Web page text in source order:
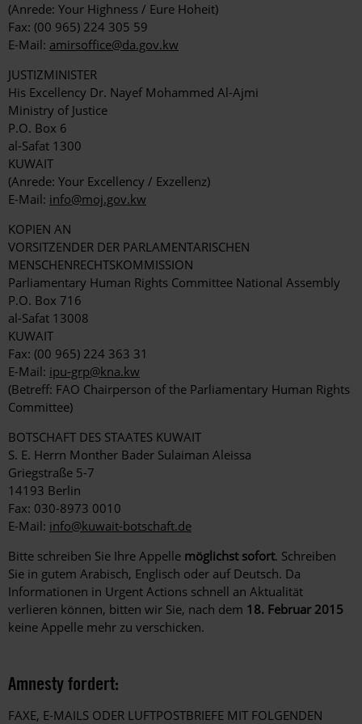
(Anrede: Your Highness / Eure Hoheit)
Fax: (00 965) 224 305 59
E-Mail: amirsoffice@da.gov.kw
JUSTIZMINISTER
His Excellency Dr. Nayef Mohammed Al-Ajmi
Ministry of Justice
P.O. Box 6
al-Safat 1300
KUWAIT
(Anrede: Your Excellency / Exzellenz)
E-Mail: info@moj.gov.kw
KOPIEN AN
VORSITZENDER DER PARLAMENTARISCHEN
MENSCHENRECHTSKOMMISSION
Parliamentary Human Rights Committee National Assembly
P.O. Box 716
al-Safat 13008
KUWAIT
Fax: (00 965) 224 363 31
E-Mail: ipu-grp@kna.kw
(Betreff: FAO Chairperson of the Parliamentary Human Rights
Committee)
BOTSCHAFT DES STAATES KUWAIT
S. E. Herrn Monther Bader Sulaiman Aleissa
Griegstraße 5-7
14193 Berlin
Fax: 030-8973 0010
E-Mail: info@kuwait-botschaft.de
Bitte schreiben Sie Ihre Appelle möglichst sofort. Schreiben
Sie in gutem Arabisch, Englisch oder auf Deutsch. Da
Informationen in Urgent Actions schnell an Aktualität
verlieren können, bitten wir Sie, nach dem 18. Februar 2015
keine Appelle mehr zu verschicken.
Amnesty fordert:
FAXE, E-MAILS ODER LUFTPOSTBRIEFE MIT FOLGENDEN